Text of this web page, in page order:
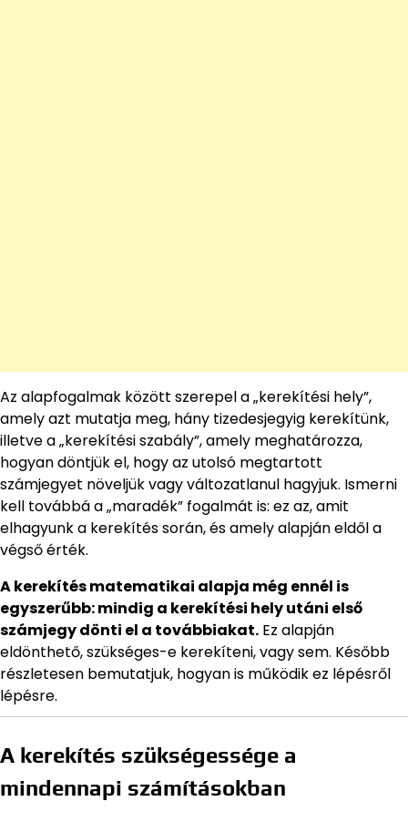
Az alapfogalmak között szerepel a „kerekítési hely”,
amely azt mutatja meg, hány tizedesjegyig kerekítünk,
illetve a „kerekítési szabály”, amely meghatározza,
hogyan döntjük el, hogy az utolsó megtartott
számjegyet növeljük vagy változatlanul hagyjuk. Ismerni
kell továbbá a „maradék” fogalmát is: ez az, amit
elhagyunk a kerekítés során, és amely alapján eldől a
végső érték.
A kerekítés matematikai alapja még ennél is
egyszerűbb: mindig a kerekítési hely utáni első
számjegy dönti el a továbbiakat. Ez alapján
eldönthető, szükséges-e kerekíteni, vagy sem. Később
részletesen bemutatjuk, hogyan is működik ez lépésről
lépésre.
A kerekítés szükségessége a
mindennapi számításokban